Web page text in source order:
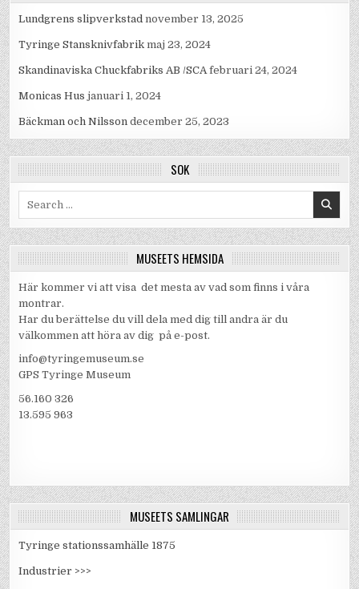
Lundgrens slipverkstad november 13, 2025
Tyringe Stansknivfabrik maj 23, 2024
Skandinaviska Chuckfabriks AB /SCA februari 24, 2024
Monicas Hus januari 1, 2024
Bäckman och Nilsson december 25, 2023
SÖK
MUSEETS HEMSIDA
Här kommer vi att visa det mesta av vad som finns i våra
montrar.
Har du berättelse du vill dela med dig till andra är du
välkommen att höra av dig på e-post.
info@tyringemuseum.se
GPS Tyringe Museum
56.160 326
13.595 963
MUSEETS SAMLINGAR
Tyringe stationssamhälle 1875
Industrier >>>